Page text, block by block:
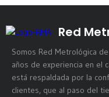
Red
Somos Red Metrológica
años de experiencia en el
está respaldada por la
clientes, que al paso del